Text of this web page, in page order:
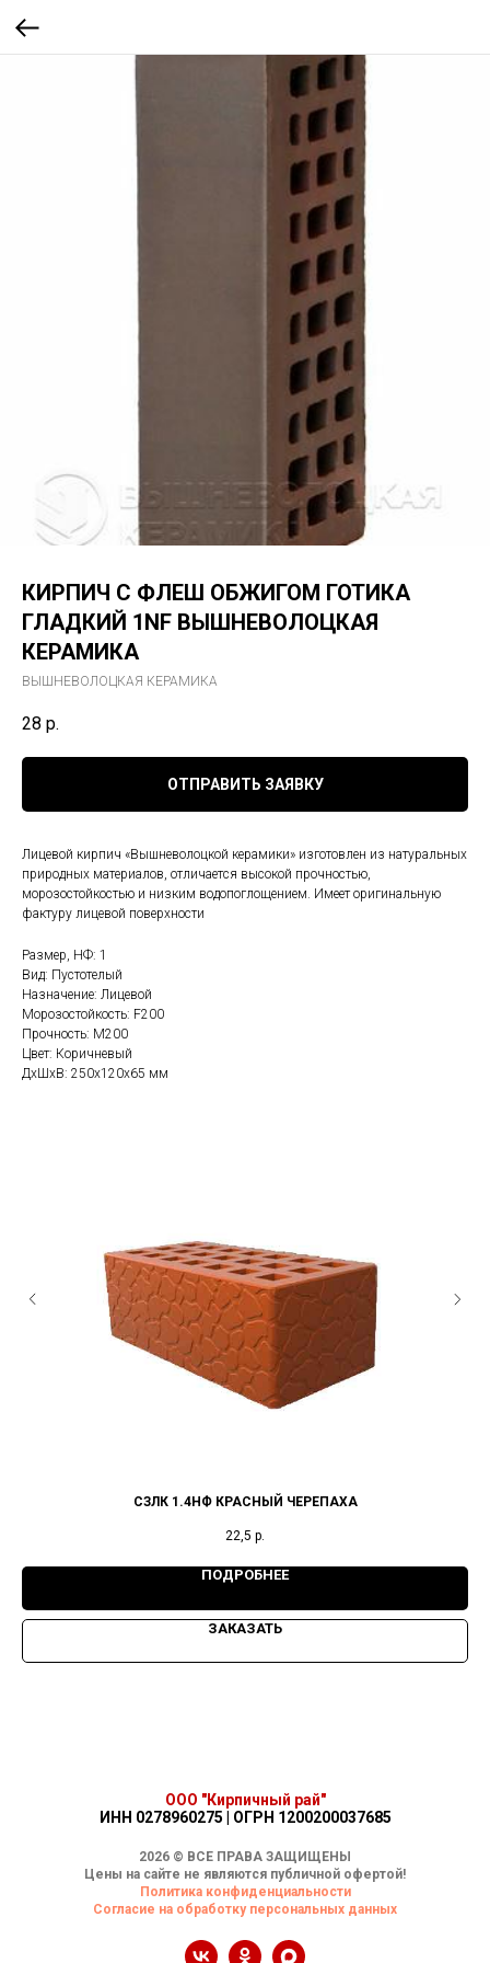
КИРПИЧ С ФЛЕШ ОБЖИГОМ ГОТИКА
ГЛАДКИЙ 1NF ВЫШНЕВОЛОЦКАЯ
КЕРАМИКА
ВЫШНЕВОЛОЦКАЯ КЕРАМИКА
28 р.
ОТПРАВИТЬ ЗАЯВКУ
Лицевой кирпич «Вышневолоцкой керамики» изготовлен из натуральных
природных материалов, отличается высокой прочностью,
морозостойкостью и низким водопоглощением. Имеет оригинальную
фактуру лицевой поверхности
Размер, НФ: 1
Вид: Пустотелый
Назначение: Лицевой
Морозостойкость: F200
Прочность: М200
Цвет: Коричневый
ДxШxВ: 250x120x65 мм
СЗЛК 1.4НФ КРАСНЫЙ ЧЕРЕПАХА
22,5 р.
ПОДРОБНЕЕ
ЗАКАЗАТЬ
ООО "Кирпичный рай"
ИНН 0278960275 | ОГРН 1200200037685
2026 © ВСЕ ПРАВА ЗАЩИЩЕНЫ
Цены на сайте не являются публичной офертой!
Политика конфиденциальности
Согласие на обработку персональных данных